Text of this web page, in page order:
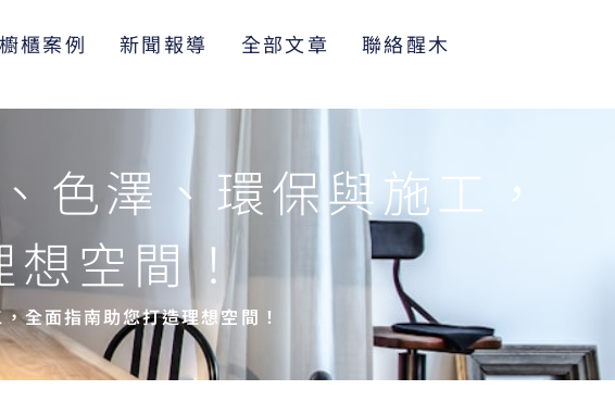
櫥櫃案例 新聞報導 全部文章 聯絡醒木
色澤、環保與施工，
想空間！
全面指南助您打造理想空間！